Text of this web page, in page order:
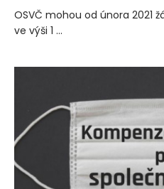
OSVČ mohou od února 2021
ve výši 1 ...